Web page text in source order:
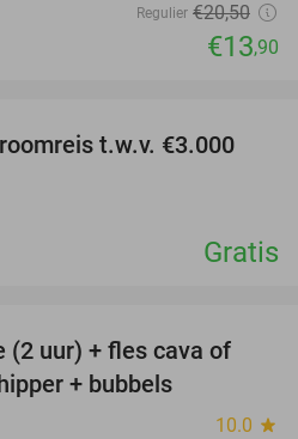
Regulier €20,50
€13,90
t.w.v. €3.000
Gratis
37%
(2 uur) + fles cava of
+ bubbels
10.0 star